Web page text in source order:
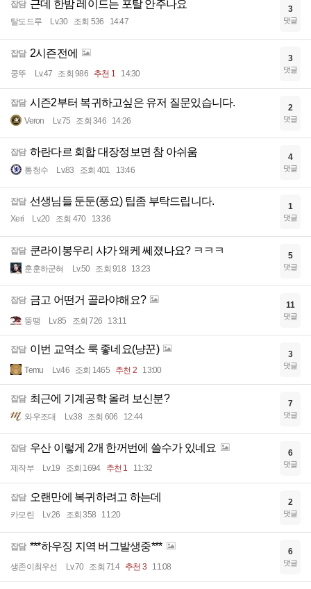
잡담 근데 한밤 레이드는 포탈 안주나요
탈도드루 Lv.30 조회 536 14:47
3
댓글
잡담 2시즌전에
쿵뚜 Lv.47 조회 986 추천 1 14:30
3
댓글
잡담 시즌2부터 복귀하고싶은 유저 질문있습니다.
Veron Lv.75 조회 346 14:26
2
댓글
잡담 하란다르 회합 대장정보면 참 아쉬움
통청수 Lv.83 조회 401 13:46
4
댓글
잡담 선생님들 둔둔(풍요) 팁좀 부탁드립니다.
Xeri Lv.20 조회 470 13:36
1
댓글
잡담 쿤라이봉우리 샤가 왜케 쎄졌나요? ㅋㅋㅋ
훈훈하군혀 Lv.50 조회 918 13:23
5
댓글
잡담 금고 어떤거 골라야해요?
뚱땡 Lv.85 조회 726 13:11
11
댓글
잡담 이번 교역소 룩 좋네요(냥꾼)
Temu Lv.46 조회 1465 추천 2 13:00
3
댓글
잡담 최근에 기계공학 올려 보신분?
와우조대 Lv.38 조회 606 12:44
7
댓글
잡담 우산 이렇게 2개 한꺼번에 쓸수가 있네요
제작부 Lv.19 조회 1694 추천 1 11:32
6
댓글
잡담 오랜만에 복귀하려고 하는데
카모린 Lv.26 조회 358 11:20
2
댓글
잡담 ***하우징 지역 버그발생중***
생존이최우선 Lv.70 조회 714 추천 3 11:08
6
댓글